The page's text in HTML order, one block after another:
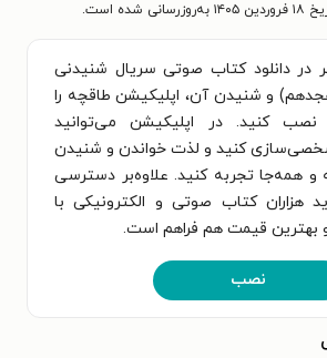
است.
در دانلود کتاب صوتی سریال شنیدنی
و شنیدن آن، اپلیکیشن طاقچه را
نصب کنید. در اپلیکیشن می‌توانید
کنید و لذت خواندن و شنیدن
و همه‌جا تجربه کنید. علاوه‌بر دسترسی
هزاران کتاب صوتی و الکترونیکی با
بهترین قیمت هم فراهم است.
نصب